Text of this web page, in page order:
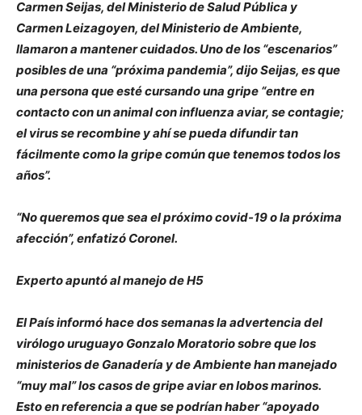
Carmen Seijas, del Ministerio de Salud Pública y
Carmen Leizagoyen, del Ministerio de Ambiente,
llamaron a mantener cuidados. Uno de los “escenarios”
posibles de una “próxima pandemia”, dijo Seijas, es que
una persona que esté cursando una gripe “entre en
contacto con un animal con influenza aviar, se contagie;
el virus se recombine y ahí se pueda difundir tan
fácilmente como la gripe común que tenemos todos los
años”.
“No queremos que sea el próximo covid-19 o la próxima
afección”, enfatizó Coronel.
Experto apuntó al manejo de H5
El País informó hace dos semanas la advertencia del
virólogo uruguayo Gonzalo Moratorio sobre que los
ministerios de Ganadería y de Ambiente han manejado
“muy mal” los casos de gripe aviar en lobos marinos.
Esto en referencia a que se podrían haber “apoyado